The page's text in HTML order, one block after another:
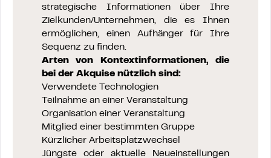
strategische Informationen über Ihre
Zielkunden/Unternehmen, die es Ihnen
ermöglichen, einen Aufhänger für Ihre
Sequenz zu finden.
Arten von Kontextinformationen, die
bei der Akquise nützlich sind:
Verwendete Technologien
Teilnahme an einer Veranstaltung
Organisation einer Veranstaltung
Mitglied einer bestimmten Gruppe
Kürzlicher Arbeitsplatzwechsel
Jüngste oder aktuelle Neueinstellungen